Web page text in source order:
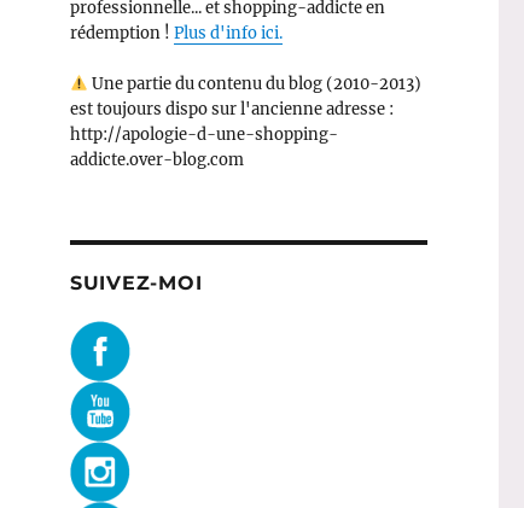
professionnelle... et shopping-addicte en
rédemption ! Plus d'info ici.
Une partie du contenu du blog (2010-2013)
est toujours dispo sur l'ancienne adresse :
http://apologie-d-une-shopping-
addicte.over-blog.com
SUIVEZ-MOI